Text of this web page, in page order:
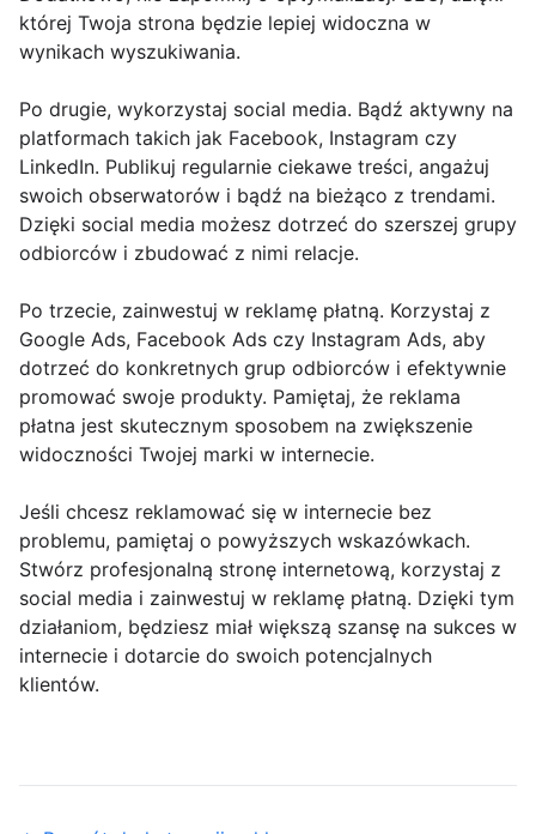
której Twoja strona będzie lepiej widoczna w
wynikach wyszukiwania.
Po drugie, wykorzystaj social media. Bądź aktywny na
platformach takich jak Facebook, Instagram czy
LinkedIn. Publikuj regularnie ciekawe treści, angażuj
swoich obserwatorów i bądź na bieżąco z trendami.
Dzięki social media możesz dotrzeć do szerszej grupy
odbiorców i zbudować z nimi relacje.
Po trzecie, zainwestuj w reklamę płatną. Korzystaj z
Google Ads, Facebook Ads czy Instagram Ads, aby
dotrzeć do konkretnych grup odbiorców i efektywnie
promować swoje produkty. Pamiętaj, że reklama
płatna jest skutecznym sposobem na zwiększenie
widoczności Twojej marki w internecie.
Jeśli chcesz reklamować się w internecie bez
problemu, pamiętaj o powyższych wskazówkach.
Stwórz profesjonalną stronę internetową, korzystaj z
social media i zainwestuj w reklamę płatną. Dzięki tym
działaniom, będziesz miał większą szansę na sukces w
internecie i dotarcie do swoich potencjalnych
klientów.